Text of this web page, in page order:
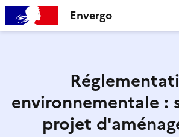
Envergo
environnementale :
projet